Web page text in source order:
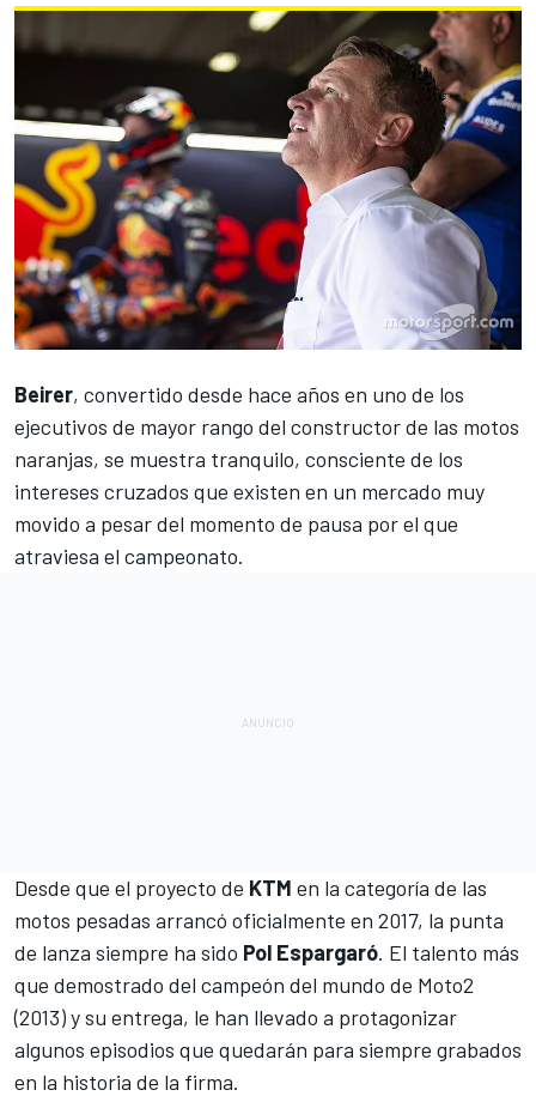
Beirer, convertido desde hace años en uno de los
ejecutivos de mayor rango del constructor de las motos
naranjas, se muestra tranquilo, consciente de los
intereses cruzados que existen en un mercado muy
movido a pesar del momento de pausa por el que
atraviesa el campeonato.
Desde que el proyecto de KTM en la categoría de las
motos pesadas arrancó oficialmente en 2017, la punta
de lanza siempre ha sido Pol Espargaró. El talento más
que demostrado del campeón del mundo de Moto2
(2013) y su entrega, le han llevado a protagonizar
algunos episodios que quedarán para siempre grabados
en la historia de la firma.